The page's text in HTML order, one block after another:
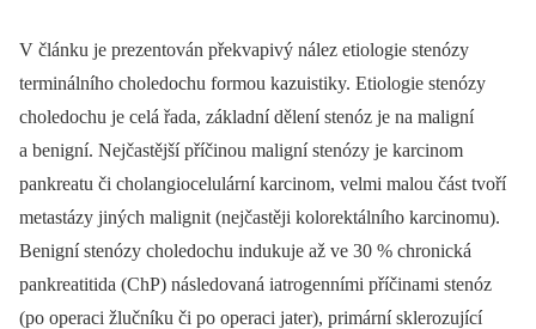
V článku je prezentován překvapivý nález etiologie stenózy
terminálního choledochu formou kazuistiky. Etiologie stenózy
choledochu je celá řada, základní dělení stenóz je na maligní
a benigní. Nejčastější příčinou maligní stenózy je karcinom
pankreatu či cholangiocelulární karcinom, velmi malou část tvoří
metastázy jiných malignit (nejčastěji kolorektálního karcinomu).
Benigní stenózy choledochu indukuje až ve 30 % chronická
pankreatitida (ChP) následovaná iatrogen­ními příčinami stenóz
(po operaci žlučníku či po operaci jater), primární sklerozující